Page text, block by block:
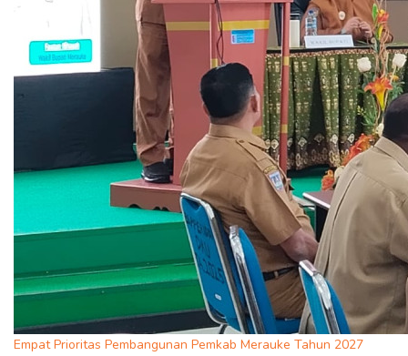
Empat Prioritas Pembangunan Pemkab Merauke Tahun 2027